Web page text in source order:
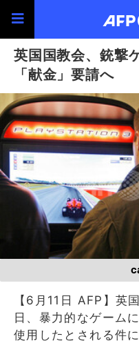
英国国教会、銃撃
「献金」要請へ
【6月11日 AFP】英
日、暴力的なゲーム
使用したとされる件